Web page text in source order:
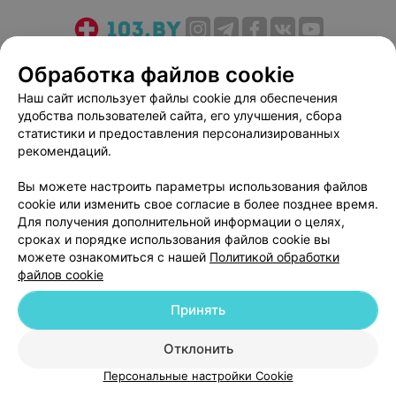
Медицинский маркетинг
Публичный договор
Пользовательское соглашение
Способы оплаты
Вакансии
Партнеры
Написать руководителю 103.by
Персональные настройки cookie
Обработка персональных данных
© 2026 ООО «Артокс Лаб», УНП 191700409| 220012, Республика Беларусь,
г. Минск, улица Толбухина, 2, пом. 16 | help@103.by
Обработка файлов cookie
Наш сайт использует файлы cookie для обеспечения
удобства пользователей сайта, его улучшения, сбора
статистики и предоставления персонализированных
рекомендаций.
Вы можете настроить параметры использования файлов
cookie или изменить свое согласие в более позднее время.
Для получения дополнительной информации о целях,
сроках и порядке использования файлов cookie вы
можете ознакомиться с нашей Политикой обработки
файлов cookie
Отклонить
Принять
Персональные настройки Cookie